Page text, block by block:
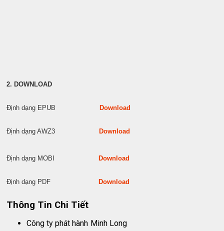
2. DOWNLOAD
Định dạng EPUB Download
Định dạng AWZ3 Download
Định dạng MOBI Download
Định dạng PDF Download
Thông Tin Chi Tiết
Công ty phát hành Minh Long